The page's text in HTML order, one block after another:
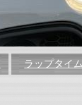
ラップタイム